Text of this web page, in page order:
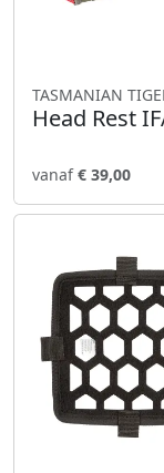
TASMANIAN
Head Rest
vanaf€ 39,00